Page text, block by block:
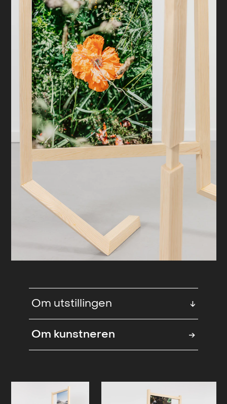
Om utstillingen ↓
somewhere` belyses et fremtidshåp
i en tid der vi tynges ned av store
et svar til melankolien som kan holde
oss nede, peker utstillingen mot et
Om kunstneren →